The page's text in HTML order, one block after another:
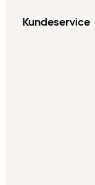
Kundeservice